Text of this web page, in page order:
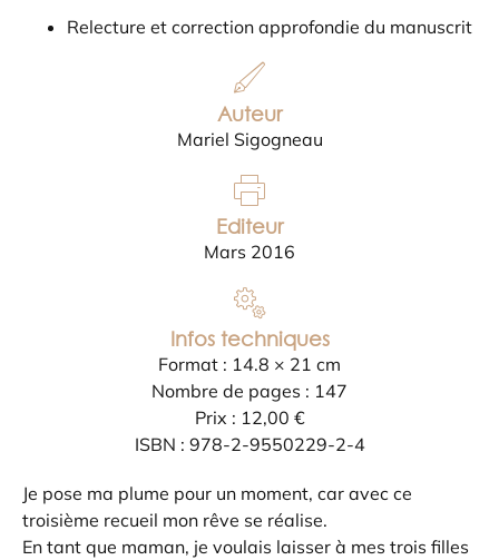
Relecture et correction approfondie du manuscrit
Auteur
Mariel Sigogneau
Editeur
Mars 2016
Infos techniques
Format : 14.8 × 21 cm
Nombre de pages : 147
Prix : 12,00 €
ISBN : 978-2-9550229-2-4
Je pose ma plume pour un moment, car avec ce
troisième recueil mon rêve se réalise.
En tant que maman, je voulais laisser à mes trois filles